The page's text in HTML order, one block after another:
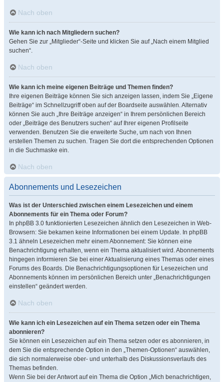
Nach oben
Wie kann ich nach Mitgliedern suchen?
Gehen Sie zur „Mitglieder“-Seite und klicken Sie auf „Nach einem Mitglied
suchen“.
Nach oben
Wie kann ich meine eigenen Beiträge und Themen finden?
Ihre eigenen Beiträge können Sie sich anzeigen lassen, indem Sie „Eigene
Beiträge“ im Schnellzugriff oben auf der Boardseite auswählen. Alternativ
können Sie auch „Ihre Beiträge anzeigen“ in Ihrem persönlichen Bereich
oder „Beiträge des Benutzers suchen“ auf Ihrer eigenen Profilseite
verwenden. Benutzen Sie die erweiterte Suche, um nach von Ihnen
erstellen Themen zu suchen. Tragen Sie dort die entsprechenden Optionen
in die Suchmaske ein.
Nach oben
Abonnements und Lesezeichen
Was ist der Unterschied zwischen einem Lesezeichen und einem
Abonnements für ein Thema oder Forum?
In phpBB 3.0 funktionierten Lesezeichen ähnlich den Lesezeichen in Web-
Browsern: Sie bekamen keine Informationen bei einem Update. In phpBB
3.1 ähneln Lesezeichen mehr einem Abonnement: Sie können eine
Benachrichtigung erhalten, wenn ein Thema aktualisiert wird. Abonnements
hingegen informieren Sie bei einer Aktualisierung eines Themas oder eines
Forums des Boards. Die Benachrichtigungsoptionen für Lesezeichen und
Abonnements können im persönlichen Bereich unter „Benachrichtigungen
einstellen“ geändert werden.
Nach oben
Wie kann ich ein Lesezeichen auf ein Thema setzen oder ein Thema
abonnieren?
Sie können ein Lesezeichen auf ein Thema setzen oder es abonnieren, in
dem Sie die entsprechende Option in den „Themen-Optionen“ auswählen,
die sich normalerweise ober- und unterhalb des Diskussionsverlaufs des
Themas befinden.
Wenn Sie bei der Antwort auf ein Thema die Option „Mich benachrichtigen,